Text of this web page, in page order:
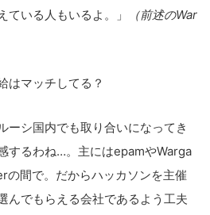
ている人もいるよ。」
（前述のWar
はマッチしてる？
ーシ国内でも取り合いになってき
するわね…。主にはepamやWarga
間で。だからハッカソンを主催
んでもらえる会社であるよう工夫